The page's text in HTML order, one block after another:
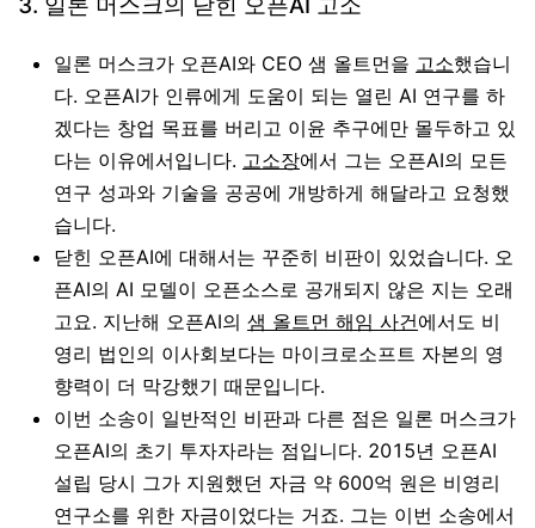
일론 머스크가 오픈AI와 CEO 샘 올트먼을 고소했습니
다. 오픈AI가 인류에게 도움이 되는 열린 AI 연구를 하
겠다는 창업 목표를 버리고 이윤 추구에만 몰두하고 있
다는 이유에서입니다. 고소장에서 그는 오픈AI의 모든
연구 성과와 기술을 공공에 개방하게 해달라고 요청했
습니다.
닫힌 오픈AI에 대해서는 꾸준히 비판이 있었습니다. 오
픈AI의 AI 모델이 오픈소스로 공개되지 않은 지는 오래
고요. 지난해 오픈AI의 샘 올트먼 해임 사건에서도 비
영리 법인의 이사회보다는 마이크로소프트 자본의 영
향력이 더 막강했기 때문입니다.
이번 소송이 일반적인 비판과 다른 점은 일론 머스크가
오픈AI의 초기 투자자라는 점입니다. 2015년 오픈AI
설립 당시 그가 지원했던 자금 약 600억 원은 비영리
연구소를 위한 자금이었다는 거죠. 그는 이번 소송에서